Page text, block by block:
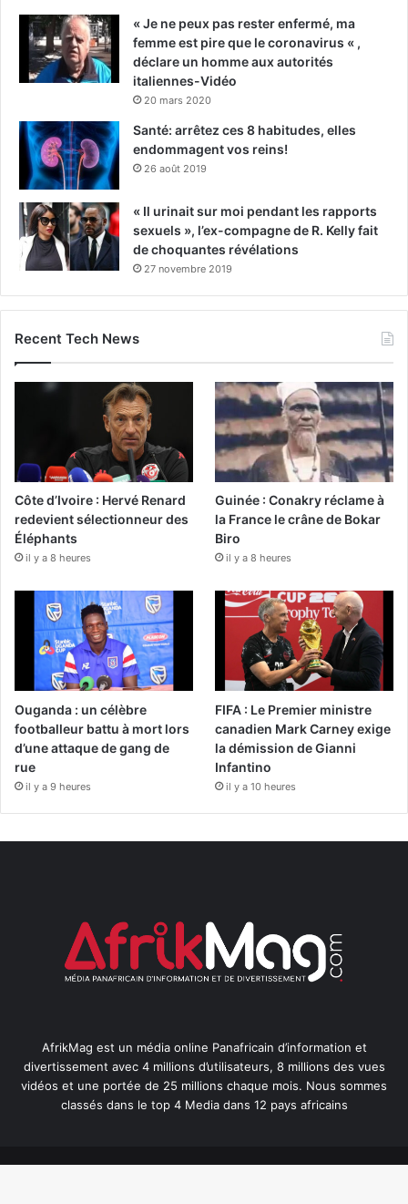
« Je ne peux pas rester enfermé, ma
femme est pire que le coronavirus « ,
déclare un homme aux autorités
italiennes-Vidéo
20 mars 2020
Santé: arrêtez ces 8 habitudes, elles
endommagent vos reins!
26 août 2019
« Il urinait sur moi pendant les rapports
sexuels », l’ex-compagne de R. Kelly fait
de choquantes révélations
27 novembre 2019
Recent Tech News
Côte d’Ivoire : Hervé Renard
redevient sélectionneur des
Éléphants
il y a 8 heures
Guinée : Conakry réclame à
la France le crâne de Bokar
Biro
il y a 8 heures
Ouganda : un célèbre
footballeur battu à mort lors
d’une attaque de gang de
rue
il y a 9 heures
FIFA : Le Premier ministre
canadien Mark Carney exige
la démission de Gianni
Infantino
il y a 10 heures
AfrikMag est un média online Panafricain d’information et
divertissement avec 4 millions d’utilisateurs, 8 millions des vues
vidéos et une portée de 25 millions chaque mois. Nous sommes
classés dans le top 4 Media dans 12 pays africains